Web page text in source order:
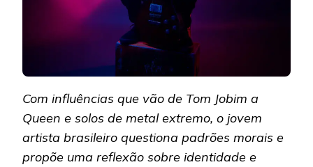
Com influências que vão de Tom Jobim a
Queen e solos de metal extremo, o jovem
artista brasileiro questiona padrões morais e
propõe uma reflexão sobre identidade e